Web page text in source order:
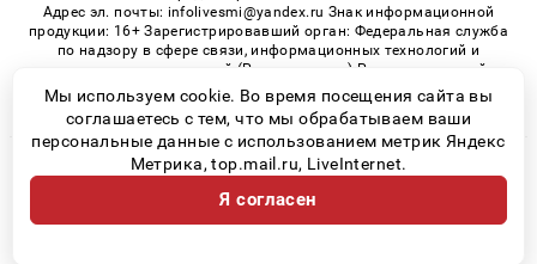
Адрес эл. почты: infolivesmi@yandex.ru Знак информационной
продукции: 16+ Зарегистрировавший орган: Федеральная служба
по надзору в сфере связи, информационных технологий и
массовых коммуникаций (Роскомнадзор) Регистрационный
номер СМИ ЭЛ № ФС 77 - 81150 от 02.06.2021
© 2026 «nCrim.ru» | Все права защищены
Возрастная категория сайта 16+
Политика конфиденциальности
Мы используем cookie. Во время посещения сайта вы
соглашаетесь с тем, что мы обрабатываем ваши
персональные данные с использованием метрик Яндекс
Метрика, top.mail.ru, LiveInternet.
Я согласен